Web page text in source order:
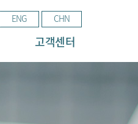
ENG CHN
고객센터